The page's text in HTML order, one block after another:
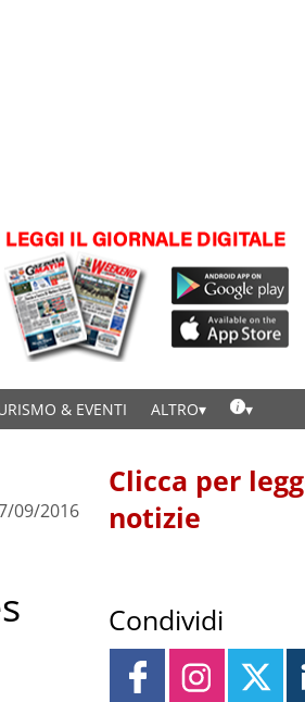
& EVENTI ALTRO
09/2016
Clicca per
notizie
Condividi